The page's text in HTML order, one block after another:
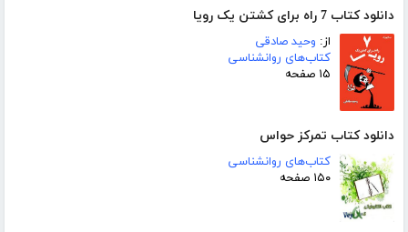
دانلود کتاب 7 راه برای کشتن یک رویا
از: وحید صادقی
کتاب‌های روانشناسی
۱۵ صفحه
دانلود کتاب تمرکز حواس
کتاب‌های روانشناسی
۱۵۰ صفحه